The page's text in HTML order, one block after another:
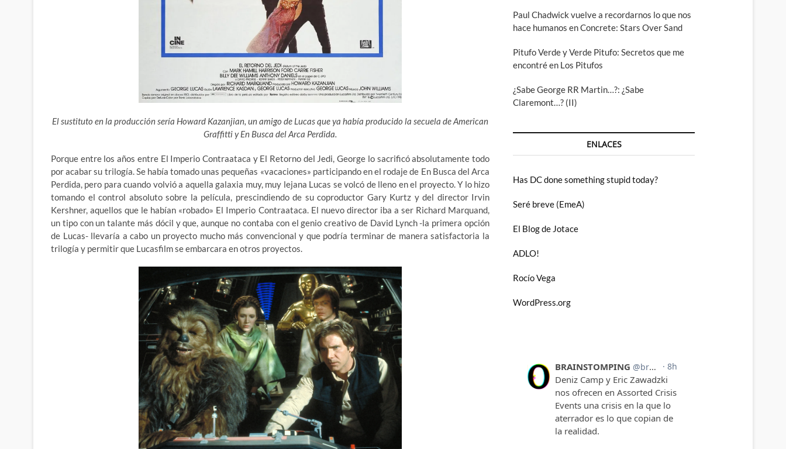
El sustituto en la producción sería Howard Kazanjian, un amigo de Lucas que ya había producido la secuela de American
Graffitti y En Busca del Arca Perdida.
Porque entre los años entre El Imperio Contraataca y El Retorno del Jedi, George lo sacrificó absolutamente todo
por acabar su trilogía. Se había tomado unas pequeñas «vacaciones» participando enel rodaje de En Busca del Arca
Perdida, pero para cuando volvió a aquella galaxia muy, muy lejana Lucas se volcó de lleno en el proyecto. Y lo hizo
tomando el control absoluto sobre la película, prescindiendo de su coproductor Gary Kurtz y del director Irvin
Kershner, aquellos que le habían «robado» El Imperio Contraataca. El nuevo director iba a ser Richard Marquand,
un tipo con un talante más dócil y que, aunque no contaba con el genio creativo de David Lynch -la primera opción
de Lucas- llevaría a cabo un proyecto mucho más convencional y que podría terminar de manera satisfactoria la
trilogía y permitir que Lucasfilm se embarcara en otros proyectos.
Paul Chadwick vuelve a recordarnos lo que nos
hace humanos en Concrete: Stars Over Sand
Pitufo Verde y Verde Pitufo: Secretos que me
encontré en Los Pitufos
¿Sabe George RR Martin…?: ¿Sabe
Claremont…? (II)
ENLACES
Has DC done something stupid today?
Seré breve (EmeA)
El Blog de Jotace
ADLO!
Rocío Vega
WordPress.org